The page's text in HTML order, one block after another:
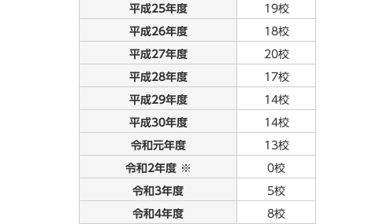
平成25年度 19校
平成26年度 18校
平成27年度 20校
平成28年度 17校
平成29年度 14校
平成30年度 14校
令和元年度 13校
令和2年度 ※ 0校
令和3年度 5校
令和4年度 8校